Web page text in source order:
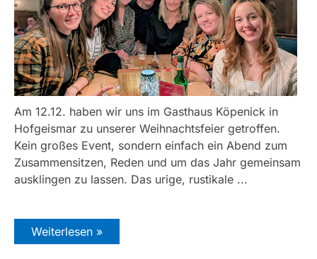
Am 12.12. haben wir uns im Gasthaus Köpenick in
Hofgeismar zu unserer Weihnachtsfeier getroffen.
Kein großes Event, sondern einfach ein Abend zum
Zusammensitzen, Reden und um das Jahr gemeinsam
ausklingen zu lassen. Das urige, rustikale ...
Weiterlesen »